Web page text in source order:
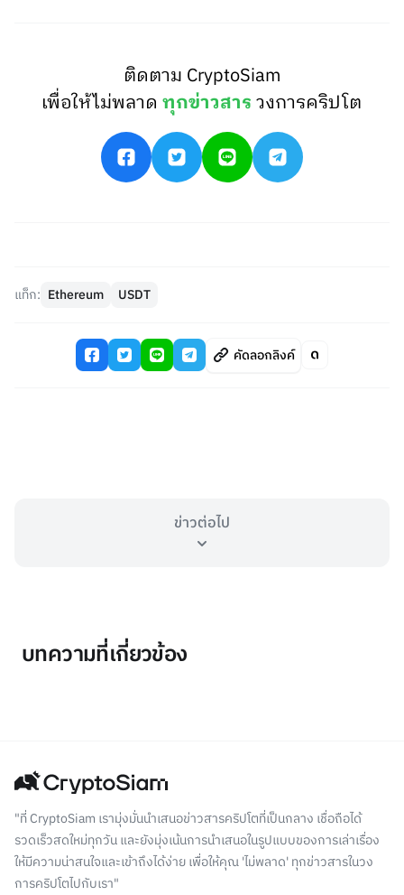
ติดตาม CryptoSiam
เพื่อให้ไม่พลาดทุกข่าวสารวงการคริปโต
แท็ก: Ethereum USDT
คัดลอกลิงค์
ข่าวต่อไป
บทความที่เกี่ยวข้อง
"ที่ CryptoSiam เรามุ่งมั่นนำเสนอข่าวสารคริปโตที่เป็นกลาง เชื่อถือได้
รวดเร็วสดใหม่ทุกวัน และยังมุ่งเน้นการนำเสนอในรูปแบบของการเล่าเรื่อง
ให้มีความน่าสนใจและเข้าถึงได้ง่าย เพื่อให้คุณ 'ไม่พลาด' ทุกข่าวสารในวง
การคริปโตไปกับเรา"